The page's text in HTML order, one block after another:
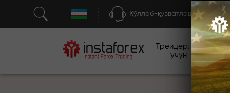
Қўллаб-қувватлаш
Трейдерлар
учун